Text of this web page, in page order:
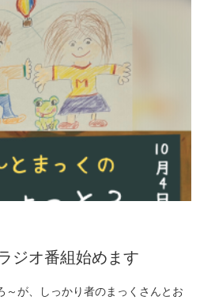
ジオ番組始めます
～が、しっかり者のまっくさんとお